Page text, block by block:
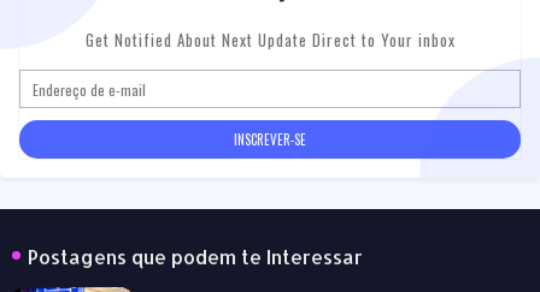
Get Notified About Next Update Direct to Your inbox
Postagens que podem te Interessar